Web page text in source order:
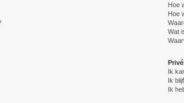
Hoe
Hoe
Wat
Ik
Ik
Ik